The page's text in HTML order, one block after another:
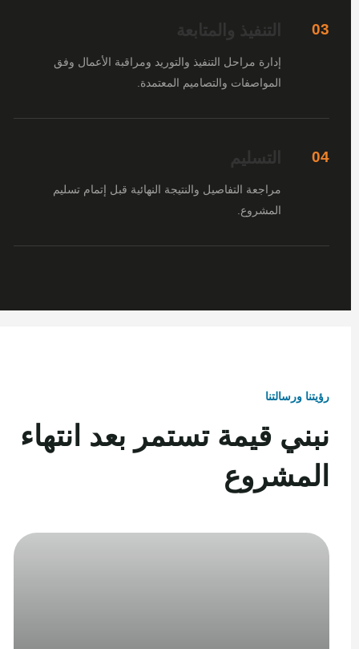
03 التنفيذ والمتابعة
إدارة مراحل التنفيذ والتوريد ومراقبة الأعمال وفق
المواصفات والتصاميم المعتمدة.
04 التسليم
مراجعة التفاصيل والنتيجة النهائية قبل إتمام تسليم
المشروع.
رؤيتنا ورسالتنا
نبني قيمة تستمر بعد انتهاء
المشروع